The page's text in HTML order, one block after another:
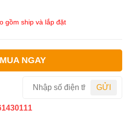
gồm ship và lắp đặt
MUA NGAY
GỬI